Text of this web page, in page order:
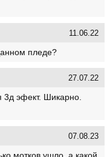
11.06.22
пледе?
27.07.22
3д эфект. Шикарно.
07.08.23